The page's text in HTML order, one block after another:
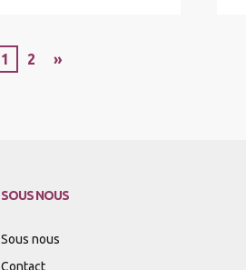
1 2 »
SOUS NOUS
Sous nous
Contact